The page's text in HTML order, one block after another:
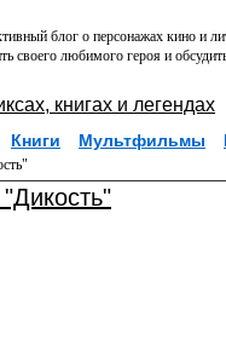
блог о персонажах кино и
своего любимого героя и
книгах и легендах
Книги Мультфильмы